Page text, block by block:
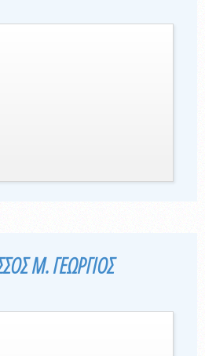
Μ. ΓΕΩΡΓΙΟΣ